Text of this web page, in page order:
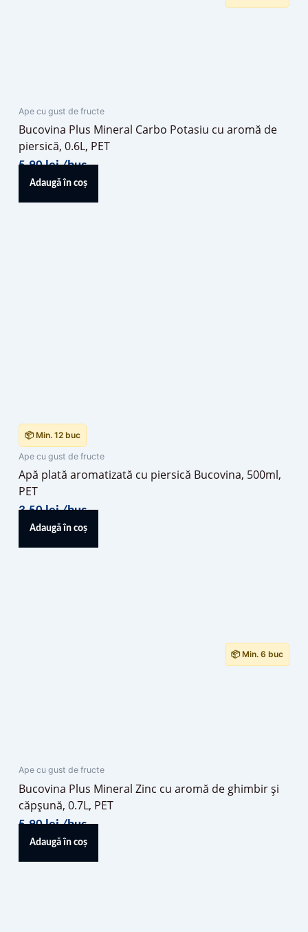
Ape cu gust de fructe
Bucovina Plus Mineral Carbo Potasiu cu aromă de
piersică, 0.6L, PET
5,90lei/buc
Adaugă în coș
📦 Min. 12 buc
Ape cu gust de fructe
Apă plată aromatizată cu piersică Bucovina, 500ml,
PET
3,50lei/buc
Adaugă în coș
📦 Min. 6 buc
Ape cu gust de fructe
Bucovina Plus Mineral Zinc cu aromă de ghimbir și
căpșună, 0.7L, PET
5,90lei/buc
Adaugă în coș